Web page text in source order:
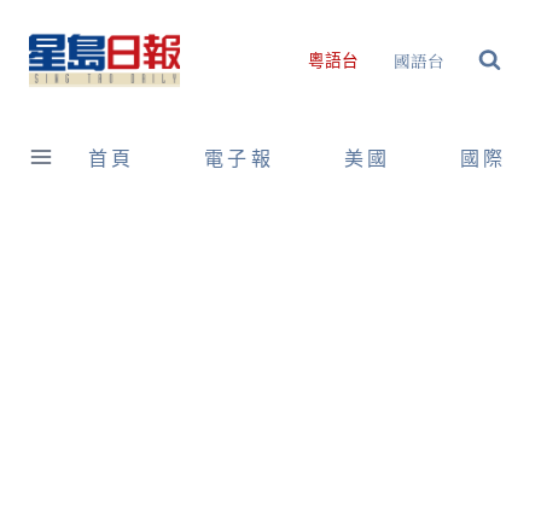
content
粵語台 國語台
首頁 電子報 美國 國際